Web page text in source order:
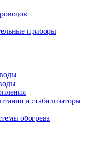
приборы
и стабилизаторы
обогрева